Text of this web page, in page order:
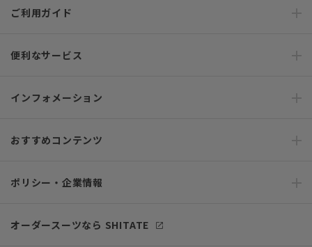
ご利用ガイド
便利なサービス
インフォメーション
おすすめコンテンツ
ポリシー・企業情報
オーダースーツなら SHITATE